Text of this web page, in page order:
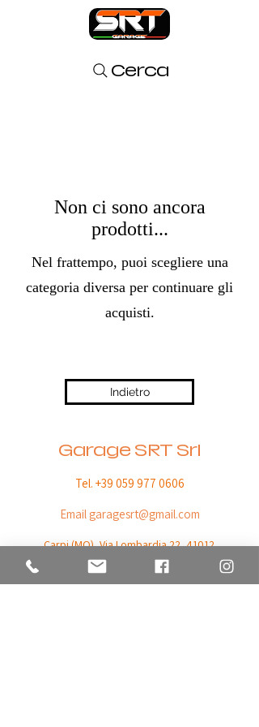
Cerca
Non ci sono ancora
prodotti...
Nel frattempo, puoi scegliere una
categoria diversa per continuare gli
acquisti.
Indietro
Garage SRT Srl
Tel. +39 059 977 0606
Email garagesrt@gmail.com
Carpi (MO),Via Lombardia 22, 41012
C.F. / P. IVA
03732790369